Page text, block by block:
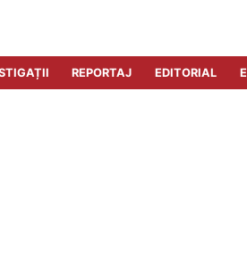
REPORTAJ EDITORIAL